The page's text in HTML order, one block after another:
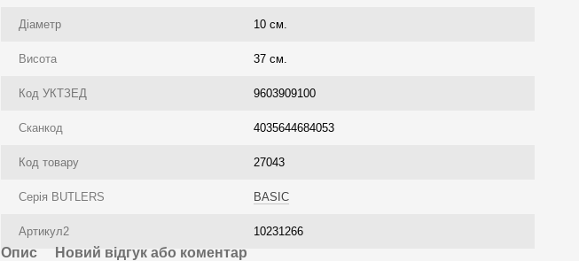
Діаметр 10 см.
Висота 37 см.
Код УКТЗЕД 9603909100
Сканкод 4035644684053
Код товару 27043
Серія BUTLERS BASIC
Артикул2 10231266
Опис Новий відгук або коментар